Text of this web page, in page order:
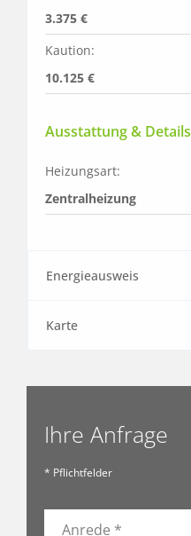
3.375 €
Kaution:
10.125 €
Ausstattung & Details
Heizungsart:
Zentralheizung
Energieausweis
Karte
Ihre Anfrage
* Pflichtfelder